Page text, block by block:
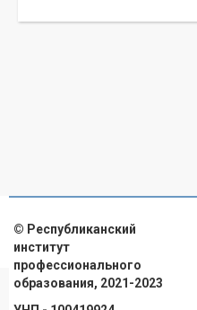
© Республиканский
институт
профессионального
образования, 2021-2023